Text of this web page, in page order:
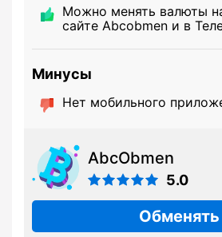
Можно менять валюты
сайте Abcobmen и в
Минусы
Нет мобильного
AbcObmen
5.0
Обменять